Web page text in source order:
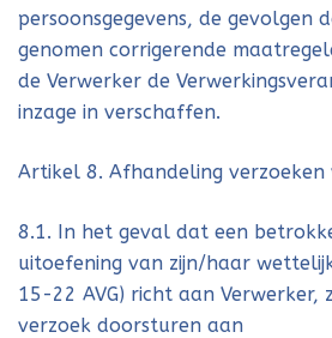
persoonsgegevens, de gevolgen
genomen corrigerende
de Verwerker de
inzage in verschaffen.
Artikel 8. Afhandeling
8.1. In het geval dat een
uitoefening van zijn/haar
15-22 AVG) richt aan Verwerker,
verzoek doorsturen aan